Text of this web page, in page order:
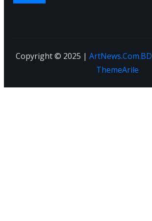
Copyright © 2025 | ArtNews.Com.BD
ThemeArile